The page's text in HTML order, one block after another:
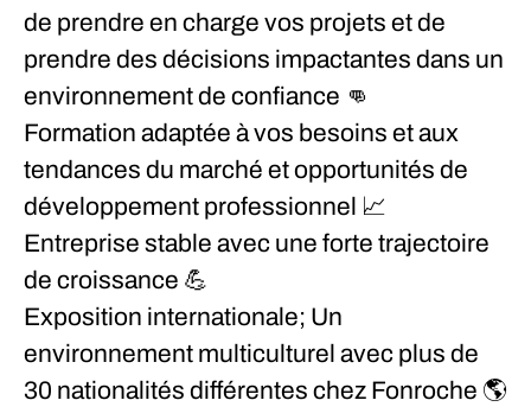
de prendre en charge vos projets et de
prendre des décisions impactantes dans un
environnement de confiance 👊
Formation adaptée à vos besoins et aux
tendances du marché et opportunités de
développement professionnel 📈
Entreprise stable avec une forte trajectoire
de croissance 💪
Exposition internationale; Un
environnement multiculturel avec plus de
30 nationalités différentes chez Fonroche 🌎